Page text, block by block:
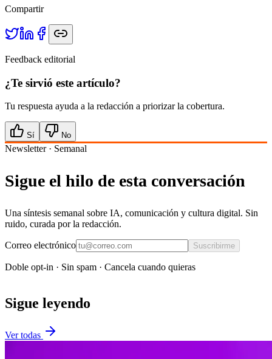
Compartir
Feedback editorial
¿Te sirvió este artículo?
Tu respuesta ayuda a la redacción a priorizar la cobertura.
Sí No
Newsletter · Semanal
Sigue el hilo de esta conversación
Una síntesis semanal sobre IA, comunicación y cultura digital. Sin
ruido, curada por la redacción.
Correo electrónico Suscribirme
Doble opt-in · Sin spam · Cancela cuando quieras
Sigue leyendo
Ver todas